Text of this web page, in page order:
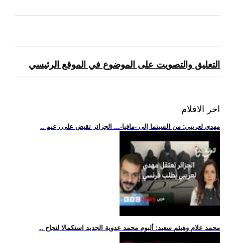
التعليق والتصويت على الموضوع في الموقع الرئيسي
اخر الافلام
.. مهدي لعريبي: من السينما إلى -مافيا-... الجزائر تقبض على زعيم
.. محمد علام وهيثم سعيد: ألبوم محمد عدوية الجديد استكمالا لنجاح